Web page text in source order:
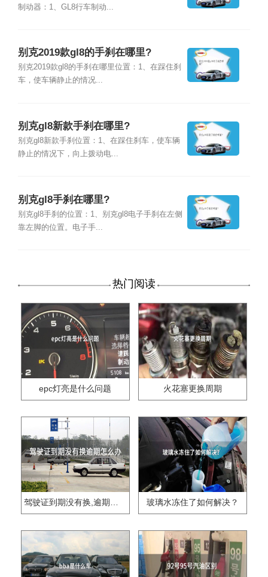
制动器：1、GL8行车制动...
别克2019款gl8的手刹在哪里?
别克2019款gl8的手刹在哪里位置：1、在踩住刹
车，使车辆静止的情况...
别克gl8新款手刹在哪里?
别克gl8新款手刹位置：1、在踩住刹车，使车辆
静止的情况下，向上拨动电...
别克gl8手刹在哪里?
别克gl8手刹的位置：1、别克gl8电子手刹在左侧
靠左脚的位置。电子手...
热门阅读
epc灯亮是什么问题 火花塞更换周期
驾驶证到期没有换,逾期怎么办?? 玻璃水冻住了如何解决？